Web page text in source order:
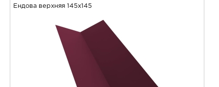
Ендова верхняя 145х145